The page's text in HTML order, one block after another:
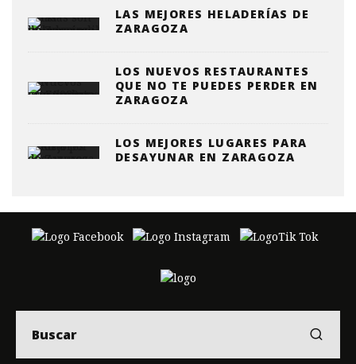
LAS MEJORES HELADERÍAS DE
ZARAGOZA
LOS NUEVOS RESTAURANTES
QUE NO TE PUEDES PERDER EN
ZARAGOZA
LOS MEJORES LUGARES PARA
DESAYUNAR EN ZARAGOZA